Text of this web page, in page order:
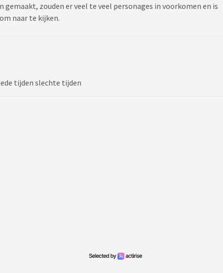
gemaakt, zouden er veel te veel personages in voorkomen en is
naar te kijken.
tijden slechte tijden